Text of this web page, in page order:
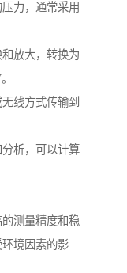
力，通常采用
放大，转换为
线方式传输到
析，可以计算
测量精度和稳
境因素的影